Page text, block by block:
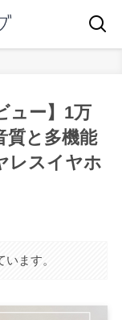
ュー】1万
質と多機能
レスイヤホ
ます。